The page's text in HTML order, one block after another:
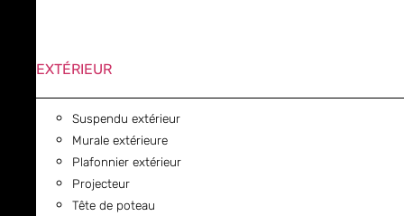
EXTÉRIEUR
Suspendu extérieur
Murale extérieure
Plafonnier extérieur
Projecteur
Tête de poteau